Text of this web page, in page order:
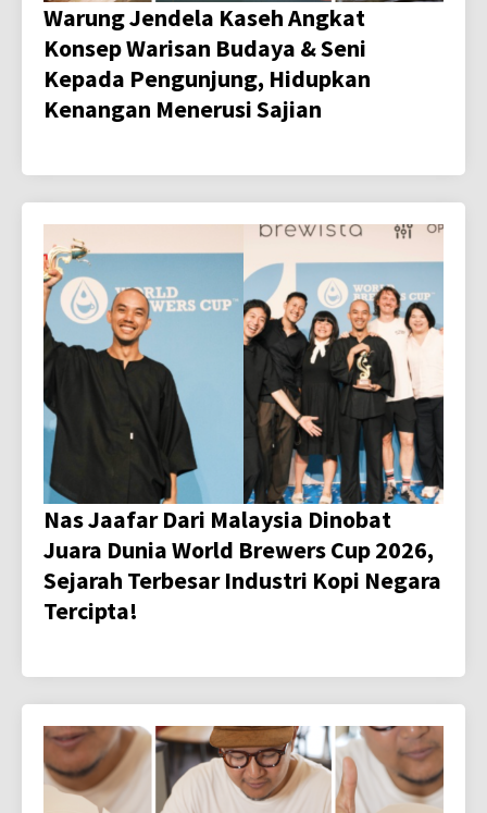
Warung Jendela Kaseh Angkat
Konsep Warisan Budaya & Seni
Kepada Pengunjung, Hidupkan
Kenangan Menerusi Sajian
Nas Jaafar Dari Malaysia Dinobat
Juara Dunia World Brewers Cup 2026,
Sejarah Terbesar Industri Kopi Negara
Tercipta!